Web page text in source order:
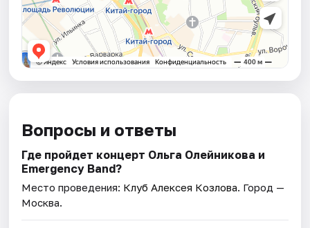
Вопросы и ответы
Где пройдет концерт Ольга Олейникова и
Emergency Band?
Место проведения: Клуб Алексея Козлова. Город —
Москва.